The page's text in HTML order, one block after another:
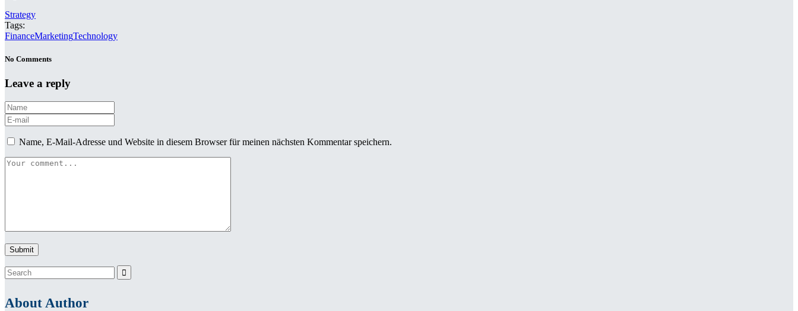
Strategy
Tags:
FinanceMarketingTechnology
No Comments
Leave a reply
Name, E-Mail-Adresse und Website in diesem Browser für meinen nächsten Kommentar speichern.
About Author